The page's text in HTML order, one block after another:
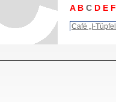
A B C D E F
Café „I-